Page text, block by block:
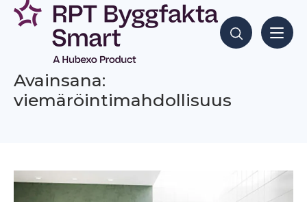
Siirry
sisältöön
Hae sisältöjä
Avainsana:
viemäröintimahdollisuus